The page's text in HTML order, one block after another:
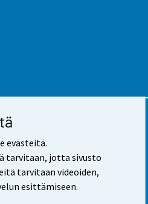
evästeitä.
tarvitaan, jotta sivusto
tarvitaan videoiden,
esittämiseen.